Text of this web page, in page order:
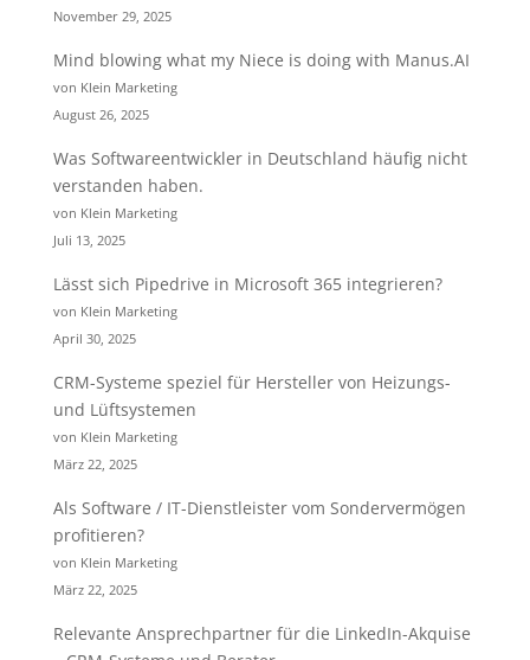
November 29, 2025
Mind blowing what my Niece is doing with Manus.AI
von Klein Marketing
August 26, 2025
Was Softwareentwickler in Deutschland häufig nicht
verstanden haben.
von Klein Marketing
Juli 13, 2025
Lässt sich Pipedrive in Microsoft 365 integrieren?
von Klein Marketing
April 30, 2025
CRM-Systeme speziel für Hersteller von Heizungs-
und Lüftsystemen
von Klein Marketing
März 22, 2025
Als Software / IT-Dienstleister vom Sondervermögen
profitieren?
von Klein Marketing
März 22, 2025
Relevante Ansprechpartner für die LinkedIn-Akquise